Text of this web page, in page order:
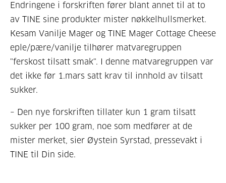
Endringene i forskriften fører blant annet til at to
av TINE sine produkter mister nøkkelhullsmerket.
Kesam Vanilje Mager og TINE Mager Cottage Cheese
eple/pære/vanilje tilhører matvaregruppen
"ferskost tilsatt smak". I denne matvaregruppen var
det ikke før 1.mars satt krav til innhold av tilsatt
sukker.
– Den nye forskriften tillater kun 1 gram tilsatt
sukker per 100 gram, noe som medfører at de
mister merket, sier Øystein Syrstad, pressevakt i
TINE til Din side.